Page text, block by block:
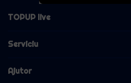
TOPUP live
Serviciu
Ajutor